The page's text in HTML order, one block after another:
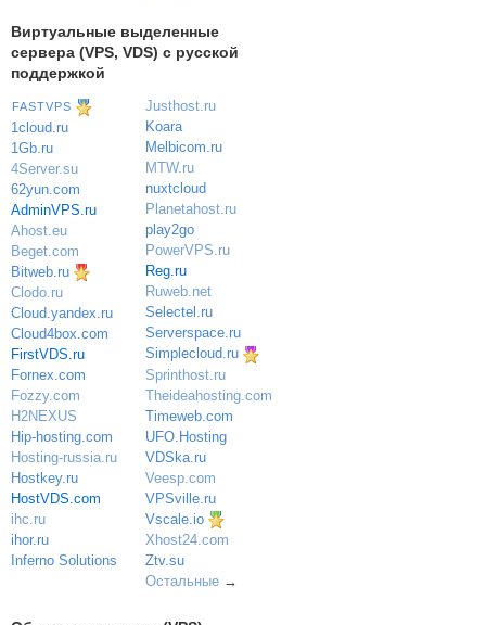
Виртуальные выделенные
сервера (VPS, VDS) с русской
поддержкой
FASTVPS
1cloud.ru
1Gb.ru
4Server.su
62yun.com
AdminVPS.ru
Ahost.eu
Beget.com
Bitweb.ru
Clodo.ru
Cloud.yandex.ru
Cloud4box.com
FirstVDS.ru
Fornex.com
Fozzy.com
H2NEXUS
Hip-hosting.com
Hosting-russia.ru
Hostkey.ru
HostVDS.com
ihc.ru
ihor.ru
Inferno Solutions
Justhost.ru
Koara
Melbicom.ru
MTW.ru
nuxtcloud
Planetahost.ru
play2go
PowerVPS.ru
Reg.ru
Ruweb.net
Selectel.ru
Serverspace.ru
Simplecloud.ru
Sprinthost.ru
Theideahosting.com
Timeweb.com
UFO.Hosting
VDSka.ru
Veesp.com
VPSville.ru
Vscale.io
Xhost24.com
Ztv.su
Остальные→